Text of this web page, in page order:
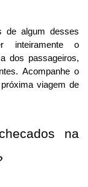
de algum desses
inteiramente o
dos passageiros,
Acompanhe o
viagem de
na